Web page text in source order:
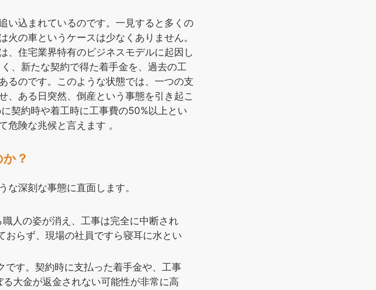
い込まれているのです。一見すると多くの
の車というケースは少なくありません。
、住宅業界特有のビジネスモデルに起因し
、新たな契約で得た着手金を、過去の工
るのです。このような状態では、一つの支
、ある日突然、倒産という事態を引き起こ
契約時や着工時に工事費の50%以上とい
危険な兆候と言えます 。
？
深刻な事態に直面します。
人の姿が消え、工事は完全に中断され
おらず、現場の社員ですら寝耳に水とい
です。契約時に支払った着手金や、工事
大金が返金されない可能性が非常に高